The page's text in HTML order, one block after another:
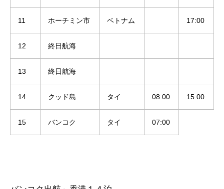
11 ホーチミン市 ベトナム 17:00
12 終日航海
13 終日航海
14 クッド島 タイ 08:00 15:00
15 バンコク タイ 07:00